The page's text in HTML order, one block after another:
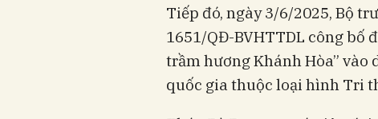
Tiếp đó, ngày 3/6/2025, Bộ
1651/QĐ-BVHTTDL công bố
trầm hương Khánh Hòa” vào
quốc gia thuộc loại hình Tri